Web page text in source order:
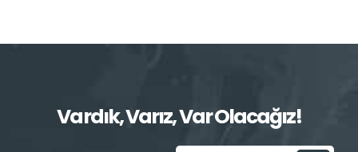
Vardık, Varız, Var Olacağız!